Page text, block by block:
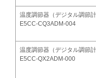
温度調節器（デジタル調節計
E5CC-CQ3ADM-004
温度調節器（デジタル調節計
E5CC-QX2ADM-000